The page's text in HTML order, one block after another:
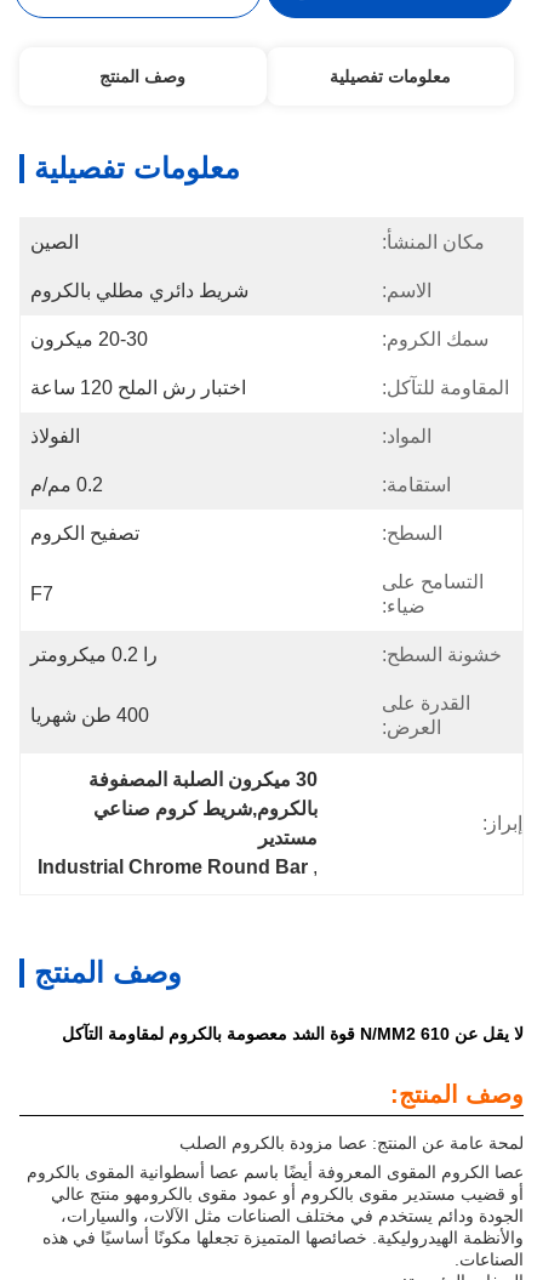
معلومات تفصيلية وصف المنتج
معلومات تفصيلية
مكان المنشأ: الصين
الاسم: شريط دائري مطلي بالكروم
سمك الكروم: 20-30 ميكرون
المقاومة للتآكل: اختبار رش الملح 120 ساعة
المواد: الفولاذ
استقامة: 0.2 مم/م
السطح: تصفيح الكروم
التسامح على
ضياء:
F7
خشونة السطح: را 0.2 ميكرومتر
القدرة على
العرض:
400 طن شهريا
إبراز:
30 ميكرون الصلبة المصفوفة
بالكروم,شريط كروم صناعي
مستدير
,
Industrial Chrome Round Bar
وصف المنتج
لا يقل عن 610 N/MM2 قوة الشد معصومة بالكروم لمقاومة التآكل
وصف المنتج:
لمحة عامة عن المنتج: عصا مزودة بالكروم الصلب
عصا الكروم المقوى المعروفة أيضًا باسم عصا أسطوانية المقوى بالكروم
أو قضيب مستدير مقوى بالكروم أو عمود مقوى بالكرومهو منتج عالي
الجودة ودائم يستخدم في مختلف الصناعات مثل الآلات، والسيارات،
والأنظمة الهيدروليكية. خصائصها المتميزة تجعلها مكونًا أساسيًا في هذه
الصناعات.